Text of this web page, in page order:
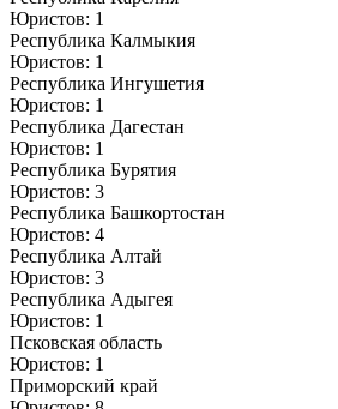
Юристов: 1
Республика Калмыкия
Юристов: 1
Республика Ингушетия
Юристов: 1
Республика Дагестан
Юристов: 1
Республика Бурятия
Юристов: 3
Республика Башкортостан
Юристов: 4
Республика Алтай
Юристов: 3
Республика Адыгея
Юристов: 1
Псковская область
Юристов: 1
Приморский край